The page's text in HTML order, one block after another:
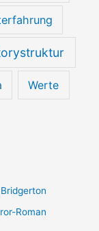
Werte
Roman